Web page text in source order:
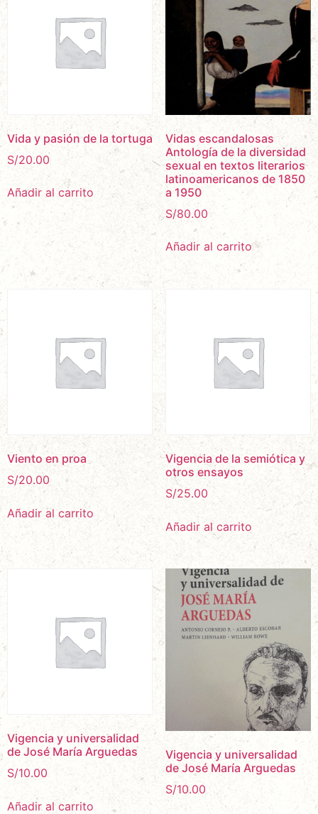
Vida y pasión de la tortuga
S/20.00
Añadir al carrito
Vidas escandalosas
Antología de la diversidad
sexual en textos literarios
latinoamericanos de 1850
a 1950
S/80.00
Añadir al carrito
Viento en proa
S/20.00
Añadir al carrito
Vigencia de la semiótica y
otros ensayos
S/25.00
Añadir al carrito
Vigencia y universalidad
de José María Arguedas
S/10.00
Añadir al carrito
Vigencia y universalidad
de José María Arguedas
S/10.00